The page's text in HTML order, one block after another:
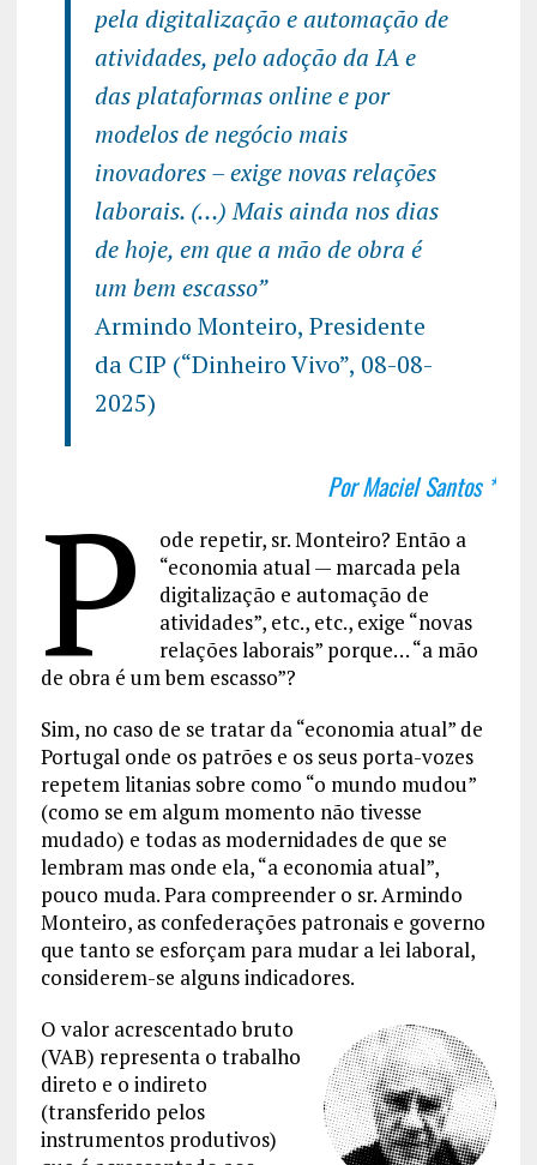
pela digitalização e automação de
atividades, pelo adoção da IA e
das plataformas online e por
modelos de negócio mais
inovadores – exige novas relações
laborais. (…) Mais ainda nos dias
de hoje, em que a mão de obra é
um bem escasso”
Armindo Monteiro, Presidente
da CIP (“Dinheiro Vivo”, 08-08-
2025)
Por Maciel Santos *
P
ode repetir, sr. Monteiro? Então a
“economia atual — marcada pela
digitalização e automação de
atividades”, etc., etc., exige “novas
relações laborais” porque… “a mão
de obra é um bem escasso”?
Sim, no caso de se tratar da “economia atual” de
Portugal onde os patrões e os seus porta-vozes
repetem litanias sobre como “o mundo mudou”
(como se em algum momento não tivesse
mudado) e todas as modernidades de que se
lembram mas onde ela, “a economia atual”,
pouco muda. Para compreender o sr. Armindo
Monteiro, as confederações patronais e governo
que tanto se esforçam para mudar a lei laboral,
considerem-se alguns indicadores.
O valor acrescentado bruto
(VAB) representa o trabalho
direto e o indireto
(transferido pelos
instrumentos produtivos)